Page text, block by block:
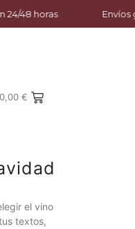
24/48 horas Envíos
0,00 €
el vino
textos,